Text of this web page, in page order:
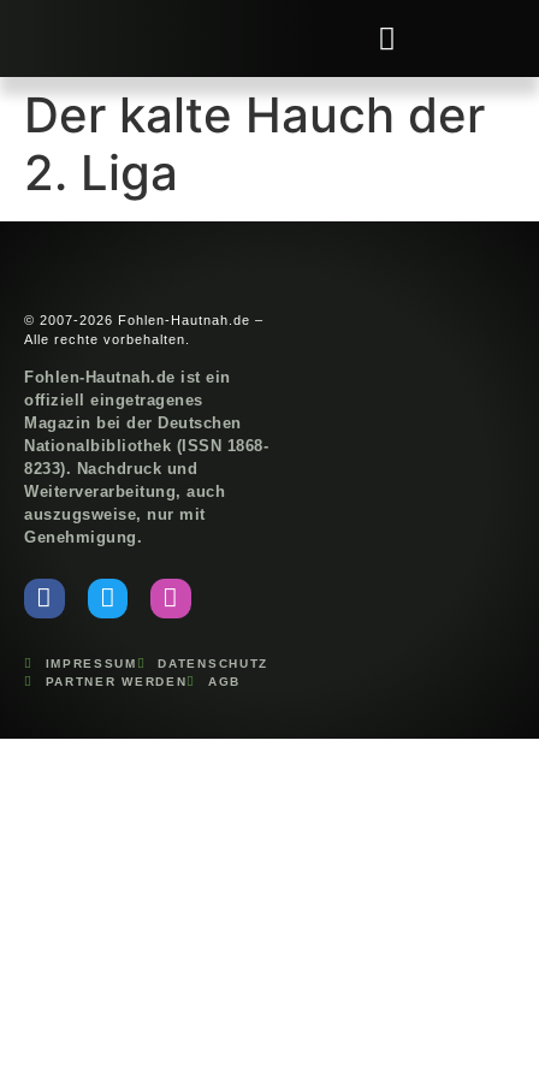
Der kalte Hauch der
2. Liga
© 2007-2026 Fohlen-Hautnah.de –
Alle rechte vorbehalten.
Fohlen-Hautnah.de ist ein
offiziell eingetragenes
Magazin bei der Deutschen
Nationalbibliothek (ISSN 1868-
8233). Nachdruck und
Weiterverarbeitung, auch
auszugsweise, nur mit
Genehmigung.
IMPRESSUM
DATENSCHUTZ
PARTNER WERDEN
AGB